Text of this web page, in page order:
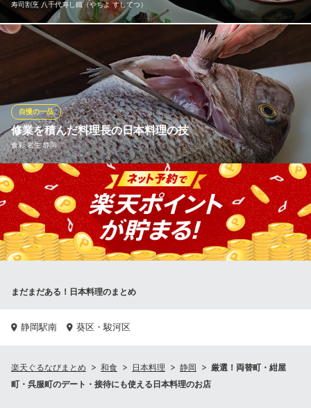
寿司割烹 八千代寿し鐵（やちよ すしてつ）
すし会席コースは、4,400円（税抜）からご用意しております。お
寿司もお料理も楽しめる、いろいろ食べたい方におすすめのコー
スとなっております。お子様のお祝いの席や結納、結婚記念日な
どに是非ご利用ください。 （法事・慶事の会席コースもございま
す。）
寿司割烹 八千代寿し鐵（やちよ すしてつ）
静岡寿司割烹法事宴会
ＪＲ静岡駅北口 車5分
静岡県静岡市葵区八千代町63-4
修業を積んだ料理長の日本料理の技
食彩 岩生 静岡
自慢の一品
岩生の店主は富士の料亭で長年修業を積んできました。その熟練
の腕を振るい、地魚はもちろん、すっぽんやふぐも店内で捌いて
ご提供。鮮度抜群の状態でお召し上がりいただけるのも自慢のひ
とつです。また、静岡県産食材の新しい味わいを日々追求してい
ます。静岡の多彩な幸を盛り込んだ創作日本料理にもご期待くだ
さい。
食彩 岩生 静岡
ＪＲ静岡駅北口 徒歩10分
まだまだある！日本料理のまとめ
静岡駅南 葵区・駿河区
楽天ぐるなびまとめ 和食 日本料理 静岡
厳選！両替町・紺屋
町・呉服町のデート・接待にも使える日本料理のお店